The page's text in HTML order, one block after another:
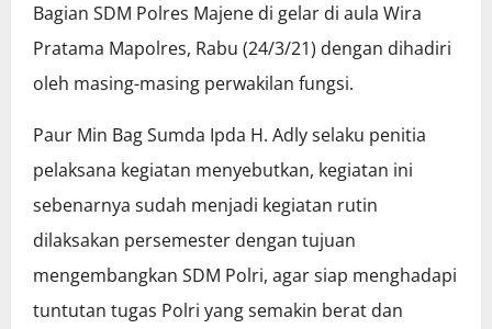
Bagian SDM Polres Majene di gelar di aula Wira
Pratama Mapolres, Rabu (24/3/21) dengan dihadiri
oleh masing-masing perwakilan fungsi.
Paur Min Bag Sumda Ipda H. Adly selaku penitia
pelaksana kegiatan menyebutkan, kegiatan ini
sebenarnya sudah menjadi kegiatan rutin
dilaksakan persemester dengan tujuan
mengembangkan SDM Polri, agar siap menghadapi
tuntutan tugas Polri yang semakin berat dan